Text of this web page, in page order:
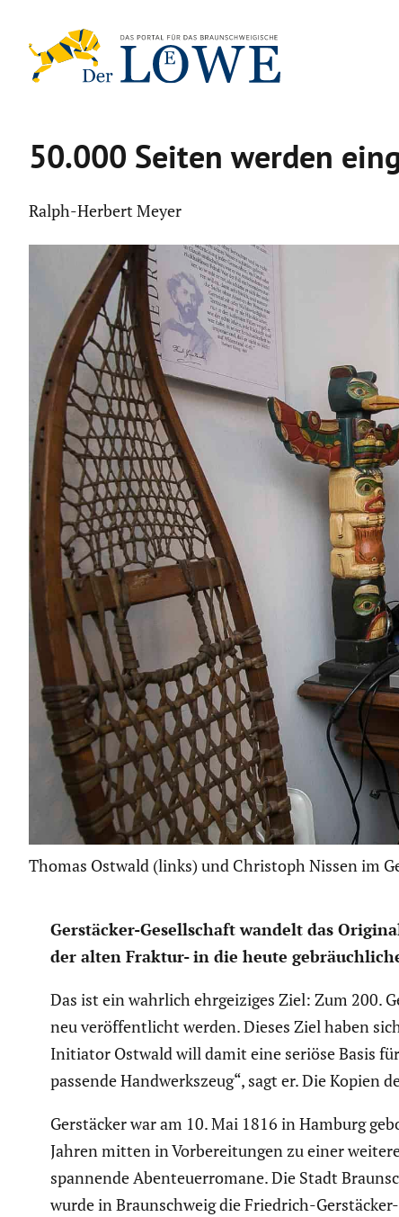
Inhalt
springen
50.000 Seiten werden
Ralph-Herbert Meyer
Thomas Ostwald (links) und Christoph Nissen im
Gerstä­cker-Gesell­schaft wandelt das
der alten Fraktur- in die heute
Das ist ein wahrlich ehrgei­ziges Ziel: Zum 200.
neu veröf­fent­licht werden. Dieses Ziel haben
Initiator Ostwald will damit eine seriöse Basis
passende Handwerks­zeug“, sagt er. Die
Gerstä­cker war am 10. Mai 1816 in Hamburg
Jahren mitten in Vorbe­rei­tungen zu einer
spannende Abenteu­er­ro­mane. Die Stadt
wurde in Braun­schweig die Friedrich-